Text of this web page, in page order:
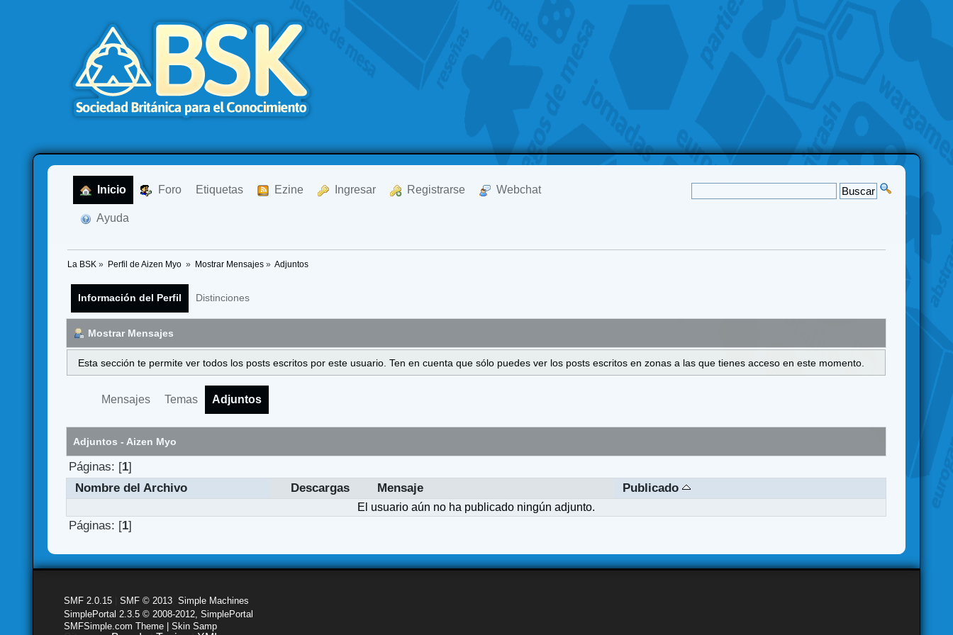
Inicio Foro Etiquetas Ezine Ingresar Registrarse Webchat
Ayuda
La BSK » Perfil de Aizen Myo » Mostrar Mensajes» Adjuntos
Información del Perfil Distinciones
Mostrar Mensajes
Esta sección te permite ver todos los posts escritos por este usuario. Ten en cuenta que sólo puedes ver los posts escritos en zonas a las que tienes acceso en este momento.
Mensajes Temas Adjuntos
Adjuntos - Aizen Myo
Páginas: [1]
Nombre del Archivo
Descargas Mensaje Publicado
El usuario aún no ha publicado ningún adjunto.
Páginas: [1]
SMF 2.0.15 |SMF © 2013 ,Simple Machines
SimplePortal 2.3.5 © 2008-2012, SimplePortal
SMFSimple.com Theme | Skin Samp